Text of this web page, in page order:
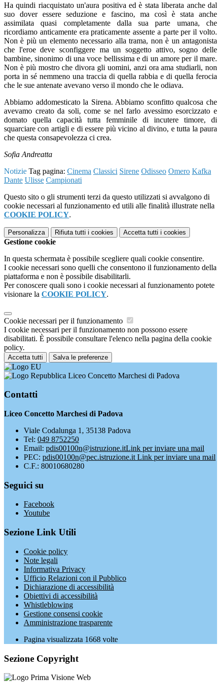
Ha quindi riacquistato un'aura positiva ed è stata liberata anche dal
suo dover essere seduzione e fascino, ma così è stata anche
assimilata quasi completamente dalla sua parte umana, che
ricordiamo anticamente era praticamente assente a parte per il volto.
Non è più un elemento necessario alla trama, non è un antagonista
che l'eroe deve sconfiggere ma un soggetto attivo, sogno delle
bambine, sinonimo di una voce bellissima e di un amore per il mare.
Non è più mostro che divora gli uomini, anzi ora ama studiarli, non
porta in sé nemmeno una traccia di quella rabbia e di quella ferocia
che le sue antenate avevano verso il mondo che le odiava.
Abbiamo addomesticato la Sirena. Abbiamo sconfitto qualcosa che
avevamo creato da soli, come se nel farlo avessimo esorcizzato e
domato quella capacità tutta femminile di incutere timore, di
squarciare con artigli e di essere più vicino al divino, e tutta la paura
che questa consapevolezza ci crea.
Sofia Andreatta
Notizie Tag pagina: Cinema Classici Sirene Odisseo Omero Kafka
Dante Ulisse Campionati
Questo sito o gli strumenti terzi da questo utilizzati si avvalgono di
cookie necessari al funzionamento ed utili alle finalità illustrate nella
COOKIE POLICY.
Personalizza Rifiuta tutti i cookies Accetta tutti i cookies
Gestione cookie
In questa schermata è possibile scegliere quali cookie consentire.
I cookie necessari sono quelli che consentono il funzionamento della
piattaforma e non è possibile disabilitarli.
Per conoscere quali sono i cookie necessari al funzionamento potete
visionare la COOKIE POLICY.
Cookie necessari per il funzionamento
I cookie necessari per il funzionamento non possono essere
disabilitati. È possibile consultare l'elenco nella pagina della cookie
policy.
Accetta tutti Salva le preferenze
Liceo Concetto Marchesi di Padova
Contatti
Liceo Concetto Marchesi di Padova
Viale Codalunga 1, 35138 Padova
Tel: 049 8752250
Email: pdis00100n@istruzione.itLink per inviare una mail
PEC: pdis00100n@pec.istruzione.it Link per inviare una mail
C.F.: 80010680280
Seguici su
Facebook
Youtube
Sezione Link Utili
Cookie policy
Note legali
Informativa Privacy
Ufficio Relazioni con il Pubblico
Dichiarazione di accessibilità
Obiettivi di accessibilità
Whistleblowing
Gestione consensi cookie
Amministrazione trasparente
Pagina visualizzata 1668 volte
Sezione Copyright